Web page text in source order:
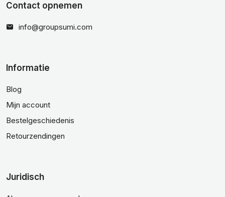
Contact opnemen
info@groupsumi.com
Informatie
Blog
Mijn account
Bestelgeschiedenis
Retourzendingen
Juridisch